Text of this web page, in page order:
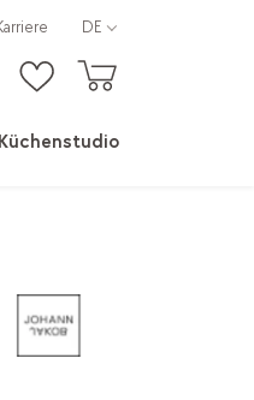
Küchenstudio
DE